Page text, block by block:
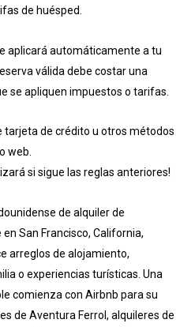
de huésped.
aplicará automáticamente a tu
válida debe costar una
se apliquen impuestos o tarifas.
tarjeta de crédito u otros métodos
web.
si sigue las reglas anteriores!
de alquiler de
San Francisco, California,
arreglos de alojamiento,
o experiencias turísticas. Una
comienza con Airbnb para su
de Aventura Ferrol, alquileres de